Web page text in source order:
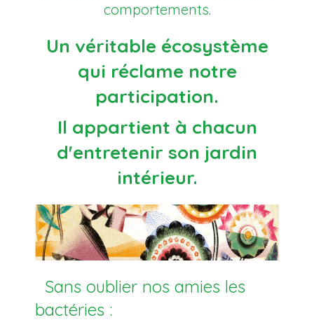
comportements.
Un véritable écosystème
qui réclame notre
participation.
Il appartient à chacun
d'entretenir son jardin
intérieur.
Sans oublier nos amies les
bactéries :